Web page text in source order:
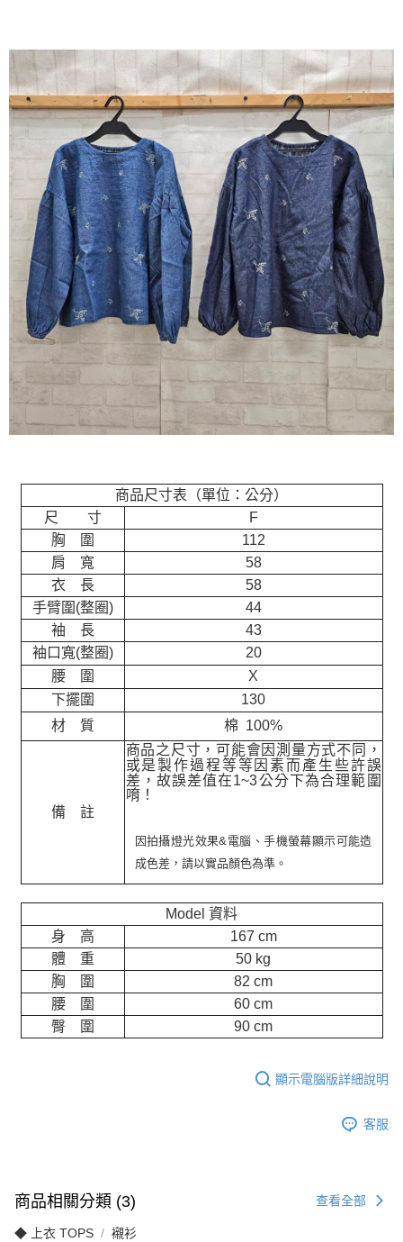
商品尺寸表（單位：公分）
尺 寸
F
胸 圍
112
肩 寬
58
衣 長
58
手臂圍(整圈)
44
袖 長
43
袖口寬(整圈)
20
腰 圍
X
下擺圍
130
材 質
棉 100%
備 註
商品之尺寸，可能會因測量方式不同，
或是製作過程等等因素而產生些許誤
差，故誤差值在1~3公分下為合理範圍
唷！
因拍攝燈光效果&電腦、手機螢幕顯示可能造
成色差，請以實品顏色為準。
Model 資料
身 高
167 cm
體 重
50 kg
胸 圍
82 cm
腰 圍
60 cm
臀 圍
90 cm
顯示電腦版詳細說明
客服
商品相關分類 (3) 查看全部
◆ 上衣 TOPS 襯衫